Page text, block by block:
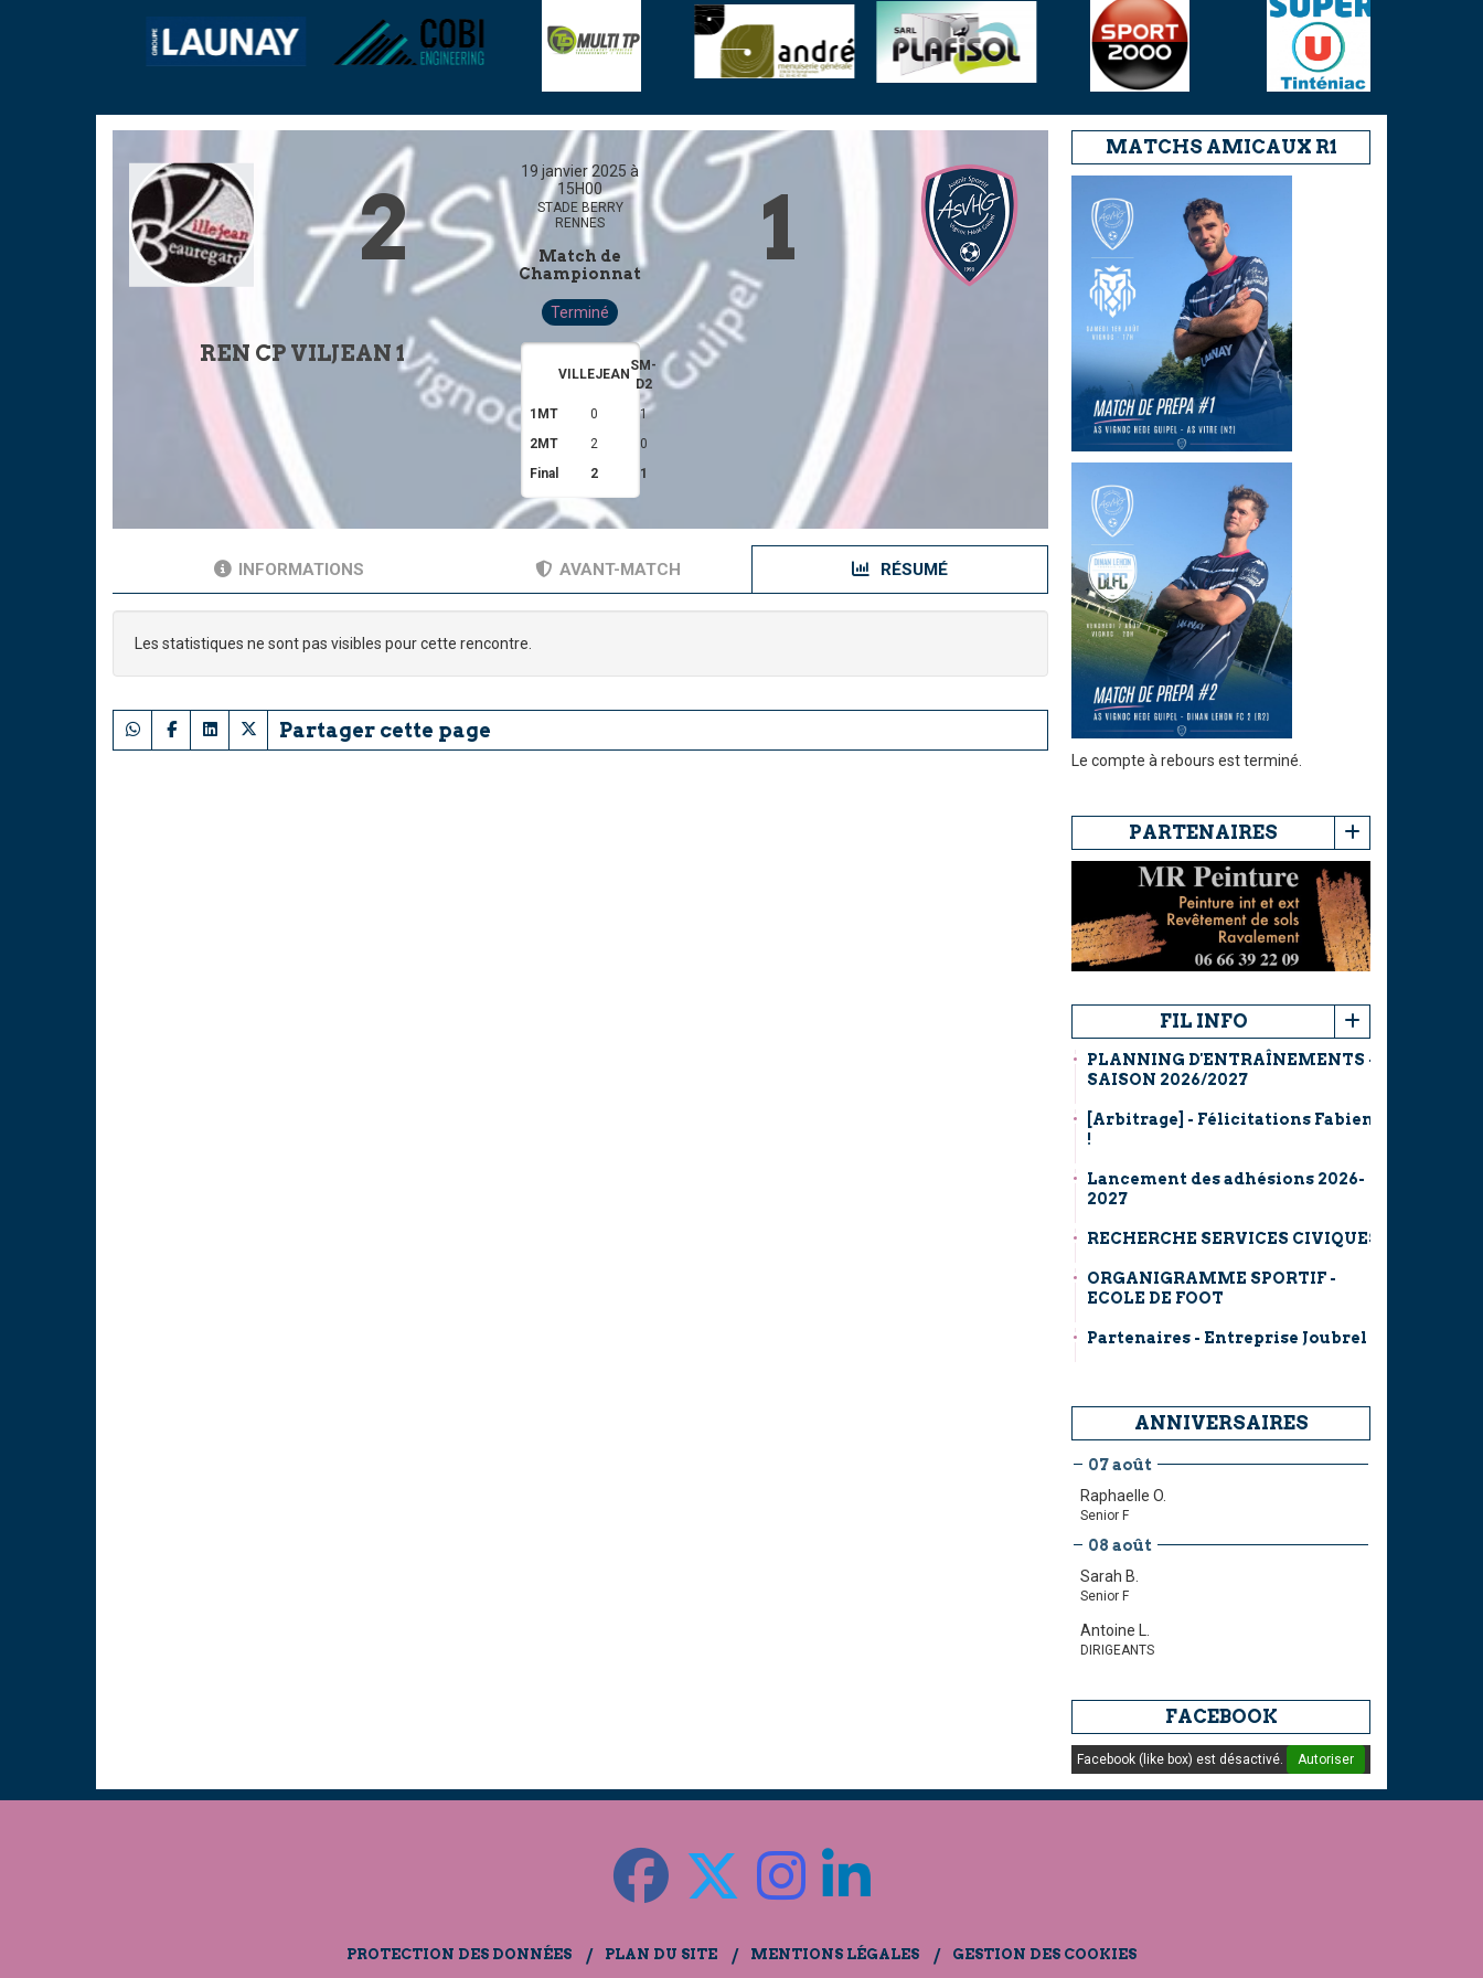
19 janvier 2025 à
15H00
STADE BERRY
RENNES
Match de
Championnat
Terminé
2 1
REN CP VILJEAN 1
VILLEJEAN
SM-
D2
1MT
0
1
2MT
2
0
Final
2 1
INFORMATIONS AVANT-MATCH RÉSUMÉ
Les statistiques ne sont pas visibles pour cette rencontre.
Partager cette page
MATCHS AMICAUX R1
Le compte à rebours est terminé.
PARTENAIRES
FIL INFO
PLANNING D'ENTRAÎNEMENTS -
SAISON 2026/2027
[Arbitrage] - Félicitations Fabien
!
Lancement des adhésions 2026-
2027
RECHERCHE SERVICES CIVIQUES
ORGANIGRAMME SPORTIF -
ECOLE DE FOOT
Partenaires - Entreprise Joubrel
ANNIVERSAIRES
07 août
Raphaelle O.
Senior F
08 août
Sarah B.
Senior F
Antoine L.
DIRIGEANTS
FACEBOOK
Facebook (like box) est désactivé. Autoriser
PROTECTION DES DONNÉES PLAN DU SITE MENTIONS LÉGALES GESTION DES COOKIES